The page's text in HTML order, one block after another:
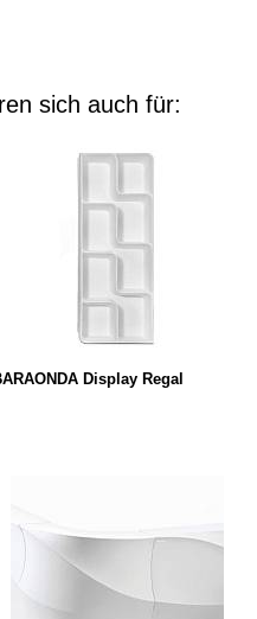
sich auch für:
Display Regal